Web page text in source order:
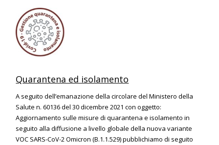
Quarantena ed isolamento
A seguito dell’emanazione della circolare del Ministero della
Salute n. 60136 del 30 dicembre 2021 con oggetto:
Aggiornamento sulle misure di quarantena e isolamento in
seguito alla diffusione a livello globale della nuova variante
VOC SARS-CoV-2 Omicron (B.1.1.529) pubblichiamo di seguito